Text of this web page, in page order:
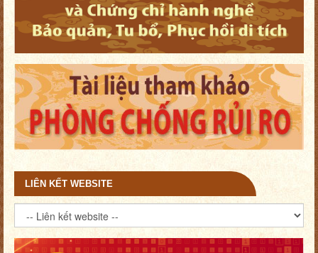
LIÊN KẾT WEBSITE